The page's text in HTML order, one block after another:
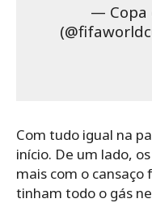
— Copa
Com tudo igual na
início. De um lado,
mais com o
tinham todo o gás